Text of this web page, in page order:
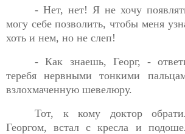
- Нет, нет! Я не хочу
могу себепозволить, чтобы меня
хоть и нем, но не слеп!
- Как знаешь, Георг, -
теребянервными тонкими
взлохмаченную шевелюру.
Тот, к кому доктор
Георгом, встал скресла и